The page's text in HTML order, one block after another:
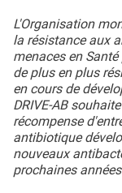
L'Organisation
la résistance aux
menaces en
de plus en plus
en cours de
DRIVE-AB
récompense
antibiotique
nouveaux
prochaines